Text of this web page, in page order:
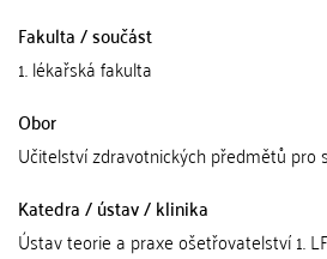
Fakulta / součást
1. lékařská fakulta
Obor
Učitelství zdravotnických předmětů pro
Katedra / ústav / klinika
Ústav teorie a praxe ošetřovatelství 1.